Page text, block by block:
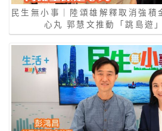
民生無小事｜陸頌雄解釋取消強積
心丸 郭慧文推動「跳島遊